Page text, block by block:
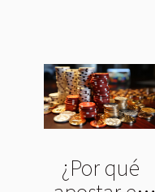
¿Por qué